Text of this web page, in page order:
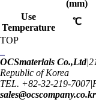
(mm)
Use
Temperature
℃
TOP
OCSmaterials Co.,Ltd|
Republic of Korea
TEL. +82-32-219-7007|
sales@ocscompany.co.kr